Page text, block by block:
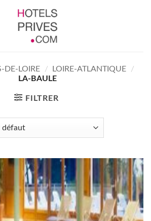
DE-LOIRE / LOIRE-ATLANTIQUE
/
LA-BAULE
FILTRER